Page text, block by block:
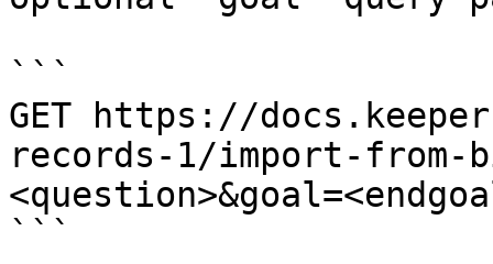
```
GET https://
records-1/import-from-
```